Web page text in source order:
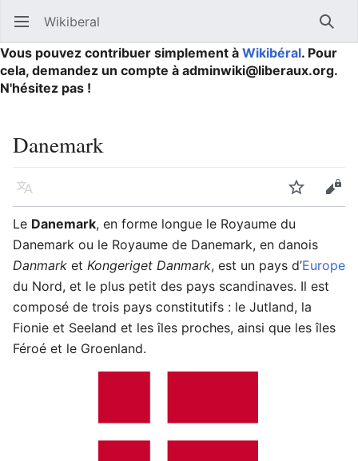
Ouvrir le menu principal Wikiberal
Vous pouvez contribuer simplement à Wikibéral. Pour
cela, demandez un compte à adminwiki@liberaux.org.
N'hésitez pas !
Danemark
Langue Suivre
Le Danemark, en forme longue le Royaume du
Danemark ou le Royaume de Danemark, en danois
Danmark et Kongeriget Danmark, est un pays d’Europe
du Nord, et le plus petit des pays scandinaves. Il est
composé de trois pays constitutifs : le Jutland, la
Fionie et Seeland et les îles proches, ainsi que les îles
Féroé et le Groenland.